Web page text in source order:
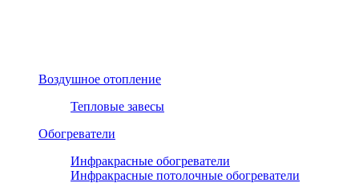
Воздушное отопление
Тепловые завесы
Обогреватели
Инфракрасные обогреватели
Инфракрасные потолочные обогреватели